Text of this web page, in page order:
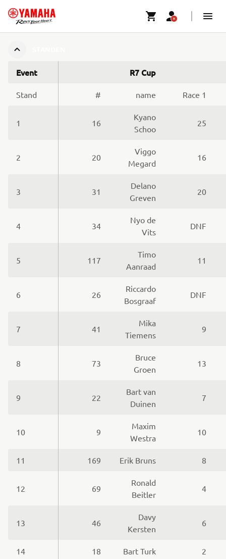
Event R7 Cup
Stand # name Race 1
1 16
Kyano
Schoo
25
2 20
Viggo
Megard
16
3 31
Delano
Greven
20
4 34
Nyo de
Vits
DNF
5 117
Timo
Aanraad
11
6 26
Riccardo
Bosgraaf
DNF
7 41
Mika
Tiemens
9
8 73
Bruce
Groen
13
9 22
Bart van
Duinen
7
10 9
Maxim
Westra
10
11 169 Erik Bruns 8
12 69
Ronald
Beitler
4
13 46
Davy
Kersten
6
14 18 Bart Turk 2